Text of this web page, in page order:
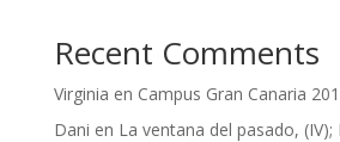
Recent Comments
Virginia en Campus Gran Canaria
Dani en La ventana del pasado, (IV);